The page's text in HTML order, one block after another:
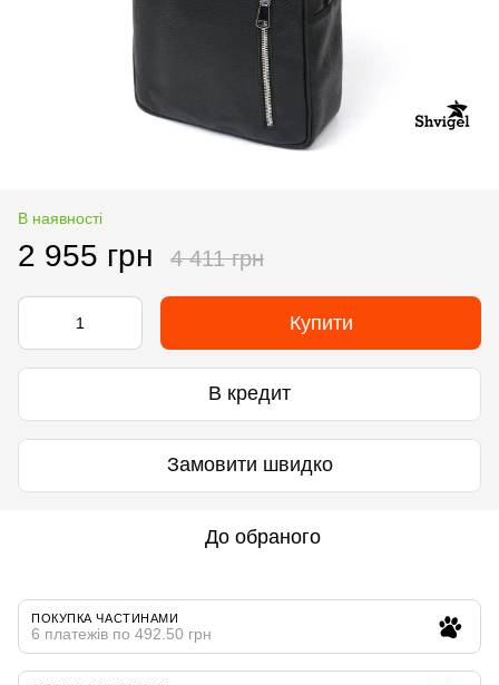
В наявності
2 955 грн 4 411 грн
Купити
В кредит
Замовити швидко
До обраного
ПОКУПКА ЧАСТИНАМИ
6 платежів по 492.50 грн